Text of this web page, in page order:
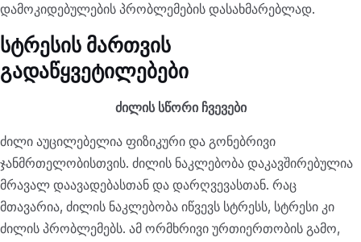
დამოკიდებულების პრობლემების დასახმარებლად.
სტრესის მართვის
გადაწყვეტილებები
ძილის სწორი ჩვევები
ძილი აუცილებელია ფიზიკური და გონებრივი
ჯანმრთელობისთვის. ძილის ნაკლებობა დაკავშირებულია
მრავალ დაავადებასთან და დარღვევასთან. რაც
მთავარია, ძილის ნაკლებობა იწვევს სტრესს, სტრესი კი
ძილის პრობლემებს. ამ ორმხრივი ურთიერთობის გამო,